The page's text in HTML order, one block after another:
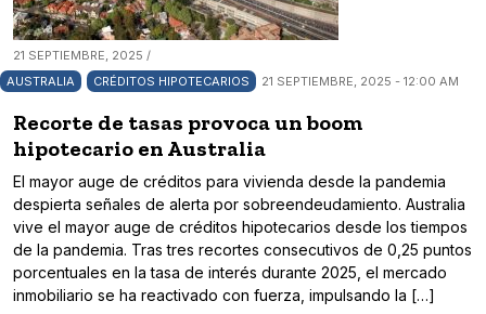
21 SEPTIEMBRE, 2025 /
AUSTRALIA
CRÉDITOS HIPOTECARIOS 21 SEPTIEMBRE, 2025 - 12:00 AM
Recorte de tasas provoca un boom
hipotecario en Australia
El mayor auge de créditos para vivienda desde la pandemia
despierta señales de alerta por sobreendeudamiento. Australia
vive el mayor auge de créditos hipotecarios desde los tiempos
de la pandemia. Tras tres recortes consecutivos de 0,25 puntos
porcentuales en la tasa de interés durante 2025, el mercado
inmobiliario se ha reactivado con fuerza, impulsando la […]